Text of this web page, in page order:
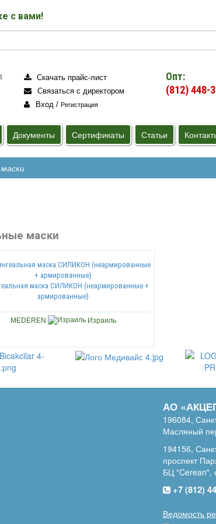
с вами!
Скачать прайс-лист
Связаться с директором
Вход /Регистрация
Опт:
(812) 448-
Документы Сертификаты Статьи
маски
маска СИЛИКОН (неармированные +
армированные)
MEDEREN Израиль
АО
196084,
Масляный
194156,
проспект
БЦ "Cerean",
+7 (812)
Ведомость